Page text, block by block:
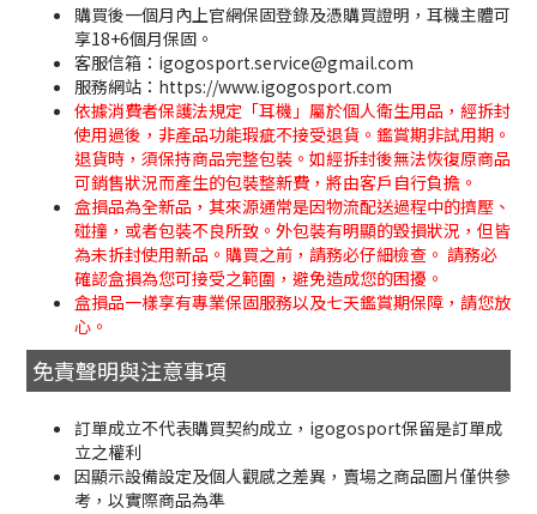
購買後一個月內上官網保固登錄及憑購買證明，耳機主體可
享18+6個月保固。
客服信箱：igogosport.service@gmail.com
服務網站：https://www.igogosport.com
依據消費者保護法規定「耳機」屬於個人衛生用品，經拆封
使用過後，非產品功能瑕疵不接受退貨。鑑賞期非試用期。
退貨時，須保持商品完整包裝。如經拆封後無法恢復原商品
可銷售狀況而產生的包裝整新費，將由客戶自行負擔。
盒損品為全新品，其來源通常是因物流配送過程中的擠壓、
碰撞，或者包裝不良所致。外包裝有明顯的毀損狀況，但皆
為未拆封使用新品。購買之前，請務必仔細檢查。 請務必
確認盒損為您可接受之範圍，避免造成您的困擾。
盒損品一樣享有專業保固服務以及七天鑑賞期保障，請您放
心。
免責聲明與注意事項
訂單成立不代表購買契約成立，igogosport保留是訂單成
立之權利
因顯示設備設定及個人觀感之差異，賣場之商品圖片僅供參
考，以實際商品為準